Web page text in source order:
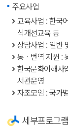
주요사업
교육사업 : 한국
식개선교육 등
상담사업 : 일반
통ㆍ번역 지원 :
한국문화이해사
서관운영
자조모임 : 국가
세부프로그램